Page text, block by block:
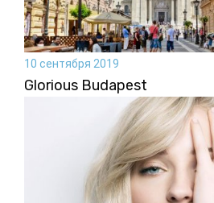
10 сентября 2019
Glorious Budapest